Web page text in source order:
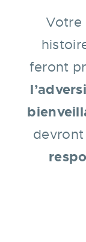
Votre
feront
devront